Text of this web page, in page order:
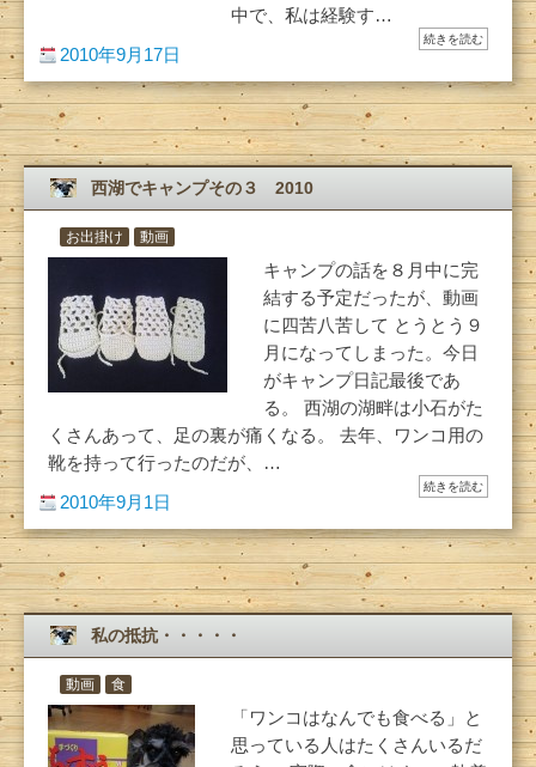
中で、私は経験す…
続きを読む
2010年9月17日
西湖でキャンプその３ 2010
お出掛け 動画
キャンプの話を８月中に完
結する予定だったが、動画
に四苦八苦して とうとう９
月になってしまった。今日
がキャンプ日記最後であ
る。 西湖の湖畔は小石がた
くさんあって、足の裏が痛くなる。 去年、ワンコ用の
靴を持って行ったのだが、…
続きを読む
2010年9月1日
私の抵抗・・・・・
動画 食
「ワンコはなんでも食べる」と
思っている人はたくさんいるだ